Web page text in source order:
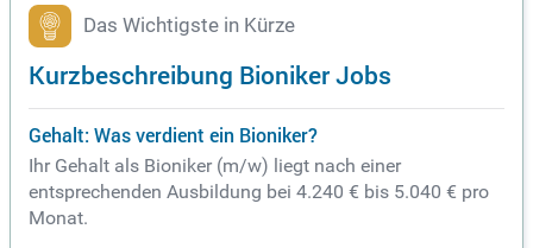
Das Wichtigste in Kürze
Kurzbeschreibung Bioniker Jobs
Gehalt: Was verdient ein Bioniker?
Ihr Gehalt als Bioniker (m/w) liegt nach einer
entsprechenden Ausbildung bei 4.240 € bis 5.040 € pro
Monat.